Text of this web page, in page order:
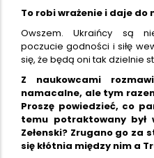
To robi wrażenie i daje do
Owszem. Ukraińcy są
poczucie godności i siłę
się, że będą oni tak dzielnie
Z naukowcami
namacalne, ale tym
Proszę powiedzieć, co
temu potraktowany był
Zełenski? Zrugano go za
się kłótnia między nim a